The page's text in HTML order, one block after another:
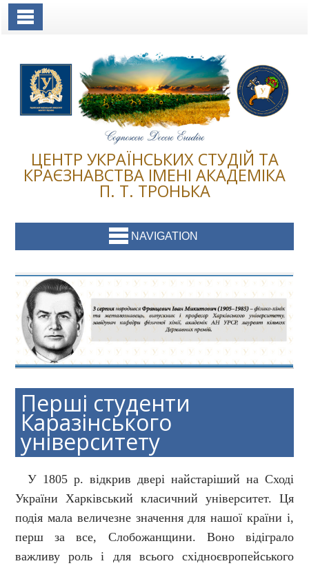
ЦЕНТР УКРАЇНСЬКИХ СТУДІЙ ТА
КРАЄЗНАВСТВА ІМЕНІ АКАДЕМІКА
П. Т. ТРОНЬКА
NAVIGATION
Перші студенти
Каразінського
університету
У 1805 р. відкрив двері найстаріший на Сході
України Харківський класичний університет. Ця
подія мала величезне значення для нашої країни і,
перш за все, Слобожанщини. Воно відіграло
важливу роль і для всього східноєвропейського